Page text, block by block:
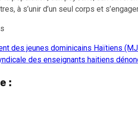
à s’unir d’un seul corps et
des jeunes dominicains Haïtiens
des enseignants haitiens
: